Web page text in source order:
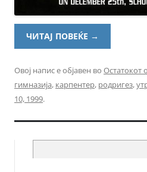
ЧИТАЈ ПОВЕЌЕ →
Овој напис е објавен во Остатокот
гимназија, карпентер, родригез,
10, 1999.
за: